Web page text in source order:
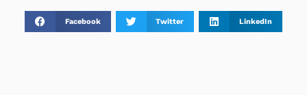
Facebook Twitter LinkedIn